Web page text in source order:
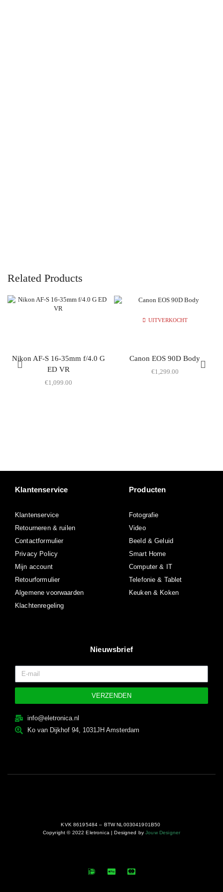
Related Products
Nikon AF-S 16-35mm f/4.0 G
ED VR
€1,099.00
UITVERKOCHT
Canon EOS 90D Body
€1,299.00
Klantenservice
Klantenservice
Retourneren & ruilen
Contactformulier
Privacy Policy
Mijn account
Retourformulier
Algemene voorwaarden
Klachtenregeling
Producten
Fotografie
Video
Beeld & Geluid
Smart Home
Computer & IT
Telefonie & Tablet
Keuken & Koken
Nieuwsbrief
VERZENDEN
info@eletronica.nl
Ko van Dijkhof 94, 1031JH Amsterdam
KVK 86195484 – BTW NL003041901B50
Copyright © 2022 Eletronica | Designed byJouw Designer